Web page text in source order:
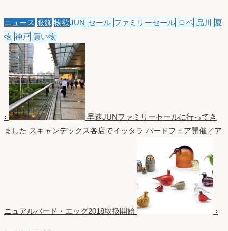
ニュース 服飾 物欲JUN セール ファミリーセール ロペ 品川
夏
物 神戸 買い物
‹
早速JUNファミリーセールに行ってき
ました スキャンデックス各店でイッタラ バードフェア開催／ア
ニュアルバード・エッグ2018取扱開始 ›